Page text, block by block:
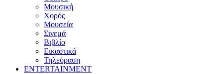
Μουσική
Χορός
Μουσεία
Σινεμά
Βιβλίο
Εικαστικά
Τηλεόραση
ENTERTAINMENT